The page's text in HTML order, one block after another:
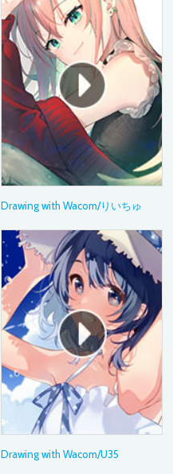
Drawing with Wacom/りいちゅ
Drawing with Wacom/U35